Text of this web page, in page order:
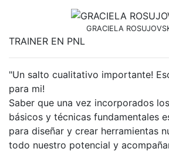
GRACIELA
TRAINER EN PNL
"Un salto cualitativo importante!
para mi!
Saber que una vez incorporados
básicos y técnicas fundamentales
para diseñar y crear herramientas
todo nuestro potencial y